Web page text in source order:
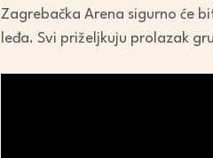
Zagrebačka Arena sigurno će
leđa. Svi priželjkuju prolazak